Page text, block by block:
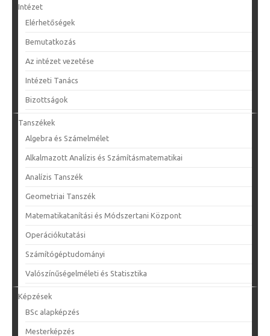
Intézet
Elérhetőségek
Bemutatkozás
Az intézet vezetése
Intézeti Tanács
Bizottságok
Tanszékek
Algebra és Számelmélet
Alkalmazott Analízis és Számításmatematikai
Analízis Tanszék
Geometriai Tanszék
Matematikatanítási és Módszertani Központ
Operációkutatási
Számítógéptudományi
Valószínűségelméleti és Statisztika
Képzések
BSc alapképzés
Mesterképzés